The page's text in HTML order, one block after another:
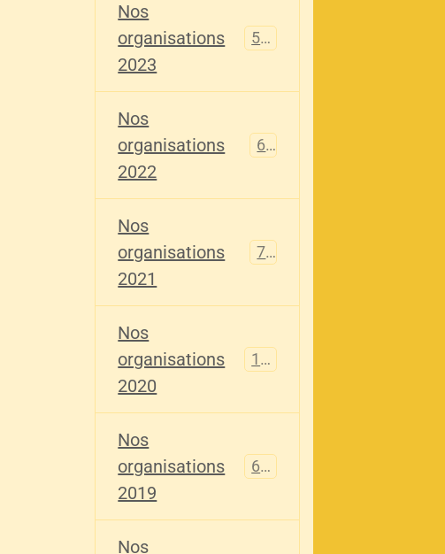
Nos
organisations
2023
567
Nos
organisations
2022
61
Nos
organisations
2021
79
Nos
organisations
2020
121
Nos
organisations
2019
696
Nos